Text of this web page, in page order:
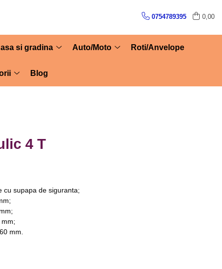
0754789395 0,00
si gradina Auto/Moto Roti/Anvelope
Blog
4 T
cu supapa de siguranta;
mm.